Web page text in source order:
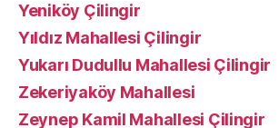
Yeniköy Çilingir
Yıldız Mahallesi Çilingir
Yukarı Dudullu Mahallesi Çilingir
Zekeriyaköy Mahallesi
Zeynep Kamil Mahallesi Çilingir